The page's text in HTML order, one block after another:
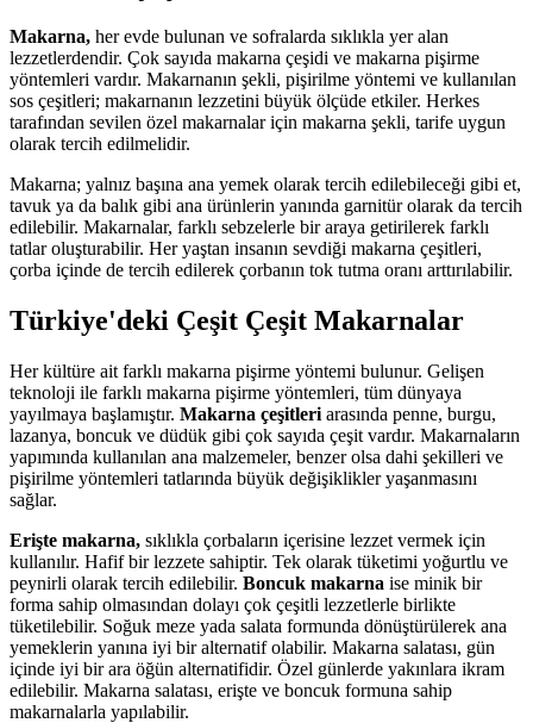
Makarna, her evde bulunan ve sofralarda sıklıkla yer alan
lezzetlerdendir. Çok sayıda makarna çeşidi ve makarna pişirme
yöntemleri vardır. Makarnanın şekli, pişirilme yöntemi ve kullanılan
sos çeşitleri; makarnanın lezzetini büyük ölçüde etkiler. Herkes
tarafından sevilen özel makarnalar için makarna şekli, tarife uygun
olarak tercih edilmelidir.
Makarna; yalnız başına ana yemek olarak tercih edilebileceği gibi et,
tavuk ya da balık gibi ana ürünlerin yanında garnitür olarak da tercih
edilebilir. Makarnalar, farklı sebzelerle bir araya getirilerek farklı
tatlar oluşturabilir. Her yaştan insanın sevdiği makarna çeşitleri,
çorba içinde de tercih edilerek çorbanın tok tutma oranı arttırılabilir.
Türkiye'deki Çeşit Çeşit Makarnalar
Her kültüre ait farklı makarna pişirme yöntemi bulunur. Gelişen
teknoloji ile farklı makarna pişirme yöntemleri, tüm dünyaya
yayılmaya başlamıştır. Makarna çeşitleri arasında penne, burgu,
lazanya, boncuk ve düdük gibi çok sayıda çeşit vardır. Makarnaların
yapımında kullanılan ana malzemeler, benzer olsa dahi şekilleri ve
pişirilme yöntemleri tatlarında büyük değişiklikler yaşanmasını
sağlar.
Erişte makarna, sıklıkla çorbaların içerisine lezzet vermek için
kullanılır. Hafif bir lezzete sahiptir. Tek olarak tüketimi yoğurtlu ve
peynirli olarak tercih edilebilir. Boncuk makarna ise minik bir
forma sahip olmasından dolayı çok çeşitli lezzetlerle birlikte
tüketilebilir. Soğuk meze yada salata formunda dönüştürülerek ana
yemeklerin yanına iyi bir alternatif olabilir. Makarna salatası, gün
içinde iyi bir ara öğün alternatifidir. Özel günlerde yakınlara ikram
edilebilir. Makarna salatası, erişte ve boncuk formuna sahip
makarnalarla yapılabilir.